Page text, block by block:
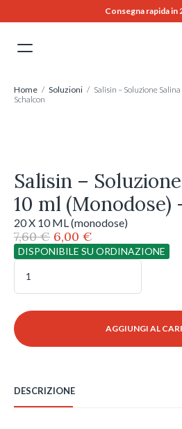
to
Consegna rapida in
Home / Soluzioni / Salisin – Soluzione
Schalcon
Salisin –
10 ml (Monodose)
20 X 10 ML (monodose)
7,60€ Il
prezzo
originale
7,60 €.
6,00 €
prezzo
attuale
6,00 €.
DISPONIBILE SU ORDINAZIONE
Salisin
Soluzione
20
x
10
Schalcon
quantità
AGGIUNGI AL
DESCRIZIONE